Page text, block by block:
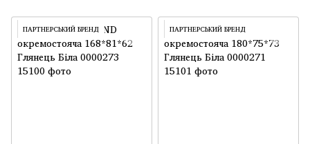
ПАРТНЕРСЬКИЙ БРЕНД ПАРТНЕРСЬКИЙ БРЕНД